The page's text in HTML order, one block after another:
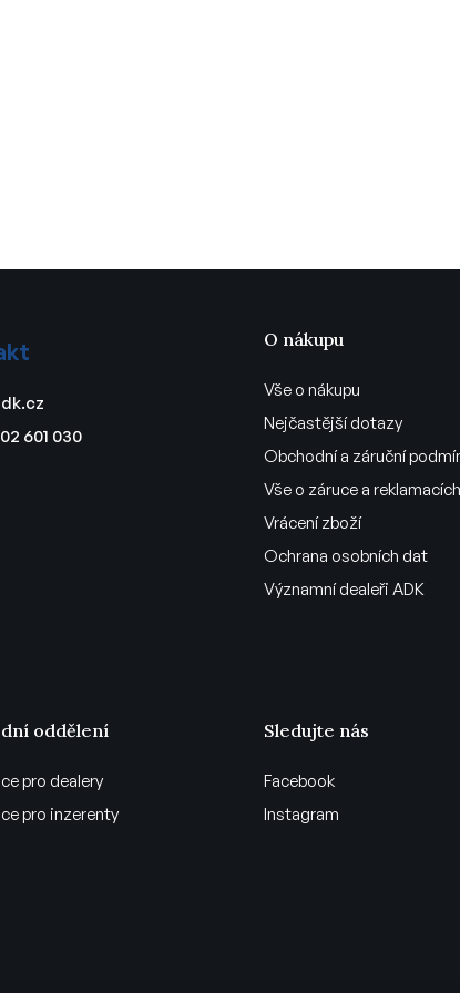
601 030
O nákupu
Vše o nákupu
Nejčastější dotazy
Obchodní a záruční
Vše o záruce a reklamacích
Vrácení zboží
Ochrana osobních dat
Významní dealeři ADK
oddělení
pro dealery
pro inzerenty
Sledujte nás
Facebook
Instagram